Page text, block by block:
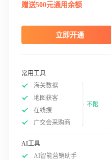
赠送500元通用余额
立即开通
常用工具
海关数据
地图获客
在线搜
广交会采购商
不限
AI工具
AI智能营销助手